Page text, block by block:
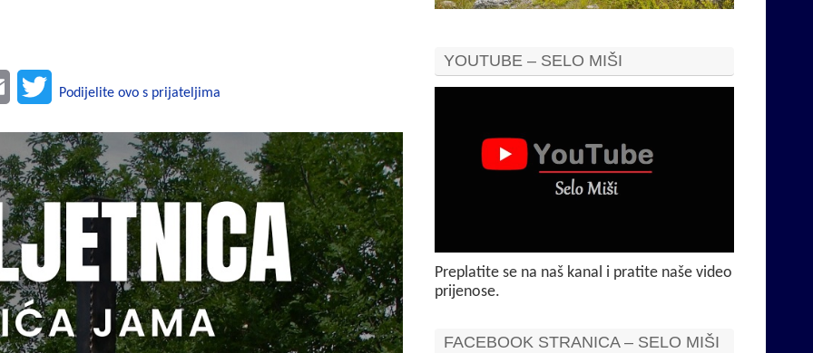
a
i
l
i
t
r
Podijelite ovo s prijateljima
YOUTUBE – SELO MIŠI
Preplatite se na naš kanal i pratite naše video
prijenose.
FACEBOOK STRANICA – SELO MIŠI